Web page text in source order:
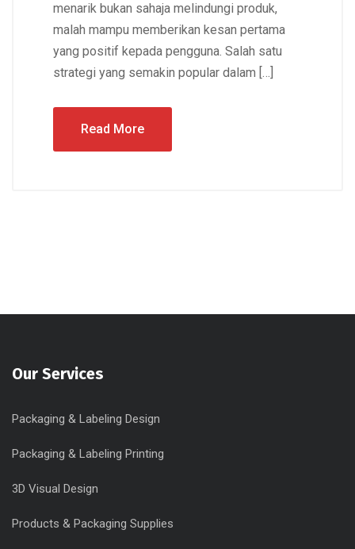
menarik bukan sahaja melindungi produk,
malah mampu memberikan kesan pertama
yang positif kepada pengguna. Salah satu
strategi yang semakin popular dalam […]
Read More
Our Services
Packaging & Labeling Design
Packaging & Labeling Printing
3D Visual Design
Products & Packaging Supplies